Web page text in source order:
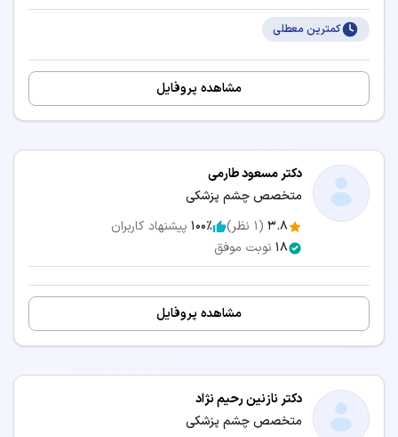
👨‍⚕️ نوبت‌دهی بینایی سنجی (اپتومتری) در قزوین
👨‍⚕️ نوبت‌دهی شنوایی سنجی در قزوین
جستجو در شهرهای دیگر:
دکتر چشم پزشکی تهران
دکتر چشم پزشکی اصفهان
دکتر چشم پزشکی مشهد
دکتر چشم پزشکی شیراز
دکتر چشم پزشکی کرج
دکتر چشم پزشکی تبریز
دکتر چشم پزشکی رشت
دکتر چشم پزشکی اهواز
دکتر چشم پزشکی همدان
دکتر چشم پزشکی یاسوج
دکتر چشم پزشکی گرگان
دکتر چشم پزشکی ساری
دکتر چشم پزشکی کرمان
دکتر چشم پزشکی اراک
دکتر چشم پزشکی بجنورد
دکتر چشم پزشکی سنندج
کمترین معطلی
مشاهده پروفایل
دکتر مسعود طارمی
متخصص چشم پزشکی
3.8
(
1 نظر) 100٪ پیشنهاد کاربران
18 نوبت موفق
مشاهده پروفایل
دکتر نازنین رحیم نژاد
متخصص چشم پزشکی